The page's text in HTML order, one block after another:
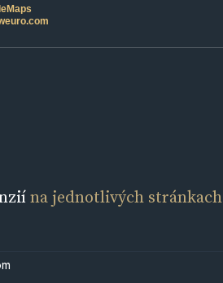
na jednotlivých stránkach